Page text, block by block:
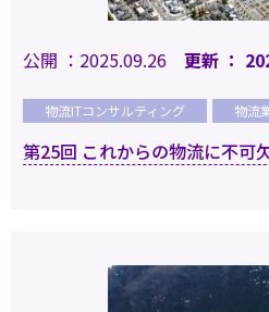
公開 ：2025.09.26 更新 ：
物流ITコンサルティング 物流
第25回 これからの物流に不可